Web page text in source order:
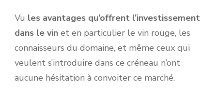
Vu les avantages qu’offrent l’investissement
dans le vin et en particulier le vin rouge, les
connaisseurs du domaine, et même ceux qui
veulent s’introduire dans ce créneau n’ont
aucune hésitation à convoiter ce marché.